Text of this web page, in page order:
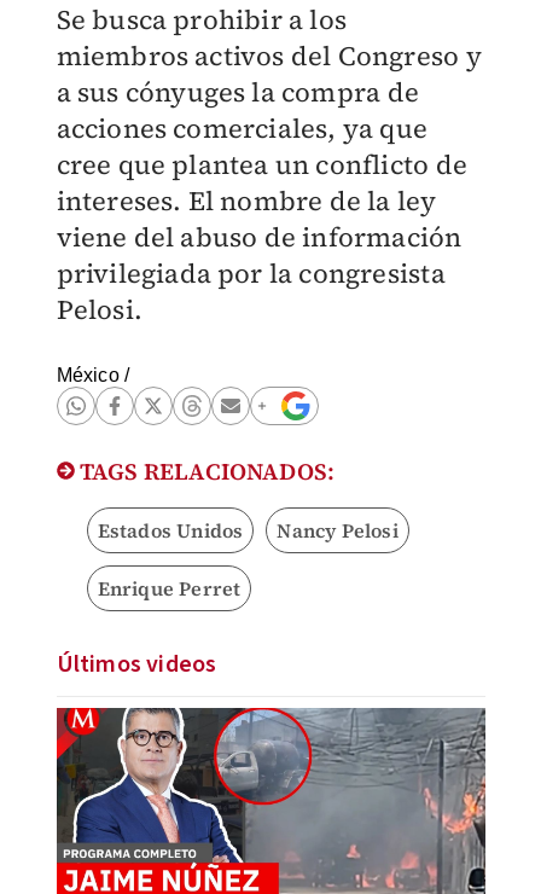
Se busca prohibir a los
miembros activos del Congreso y
a sus cónyuges la compra de
acciones comerciales, ya que
cree que plantea un conflicto de
intereses. El nombre de la ley
viene del abuso de información
privilegiada por la congresista
Pelosi.
México/
TAGS RELACIONADOS:
Estados Unidos Nancy Pelosi
Enrique Perret
Últimos videos